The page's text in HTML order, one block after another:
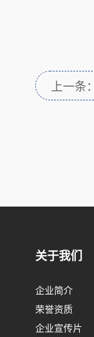
上一条
关于我们
企业简介
荣誉资质
企业宣传片